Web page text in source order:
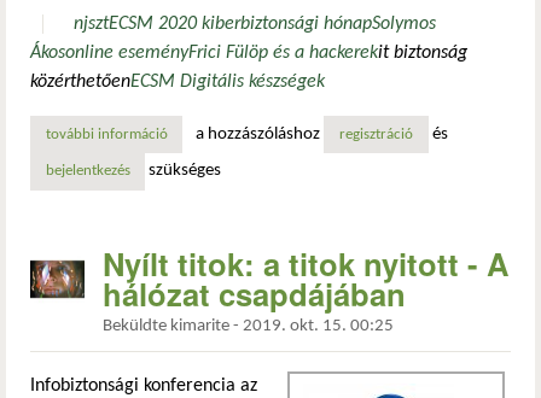
njsztECSM 2020 kiberbiztonsági hónapSolymos
Ákosonline eseményFrici Fülöp és a hackerekit biztonság
közérthetőenECSM Digitális készségek
további információfrici, fülöp és a hackerek - it biztonság gyerekeknek,
a hozzászóláshoz regisztráció és
bejelentkezés szükséges
Nyílt titok: a titok nyitott - A
hálózat csapdájában
Beküldte kimarite - 2019. okt. 15. 00:25
Infobiztonsági konferencia az